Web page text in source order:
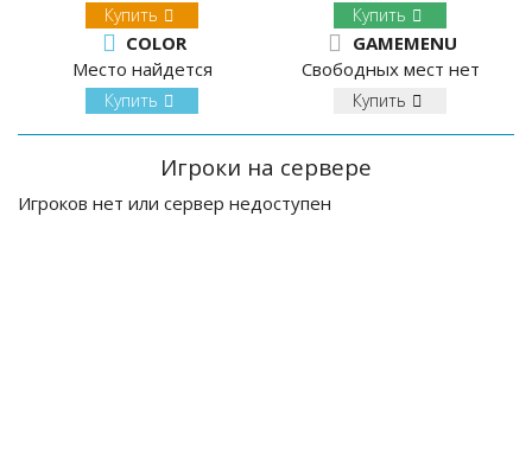
Купить Купить
COLOR
Место найдется
Купить
GAMEMENU
Свободных мест нет
Купить
Игроки на сервере
Игроков нет или сервер недоступен